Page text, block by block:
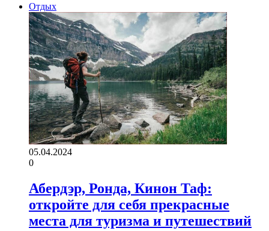
Отдых
05.04.2024
0
Абердэр, Ронда, Кинон Таф:
откройте для себя прекрасные
места для туризма и путешествий